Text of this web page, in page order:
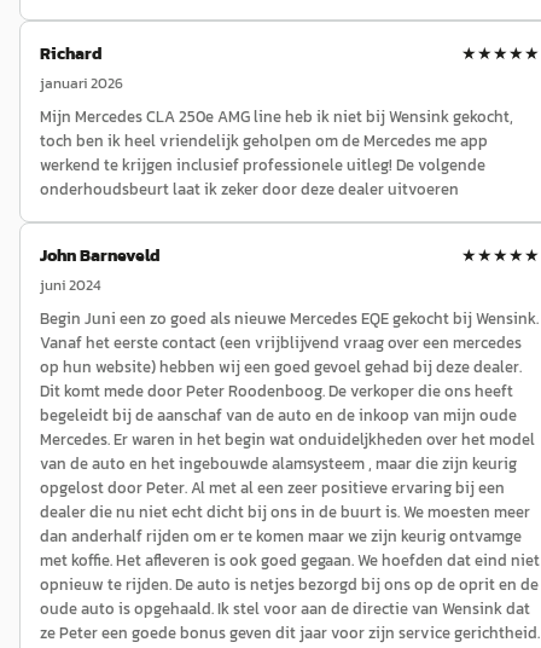
Richard
januari 2026
★★★★★
Mijn Mercedes CLA 250e AMG line heb ik niet bij Wensink gekocht,
toch ben ik heel vriendelijk geholpen om de Mercedes me app
werkend te krijgen inclusief professionele uitleg! De volgende
onderhoudsbeurt laat ik zeker door deze dealer uitvoeren
John Barneveld
juni 2024
★★★★★
Begin Juni een zo goed als nieuwe Mercedes EQE gekocht bij Wensink.
Vanaf het eerste contact (een vrijblijvend vraag over een mercedes
op hun website) hebben wij een goed gevoel gehad bij deze dealer.
Dit komt mede door Peter Roodenboog. De verkoper die ons heeft
begeleidt bij de aanschaf van de auto en de inkoop van mijn oude
Mercedes. Er waren in het begin wat onduideljkheden over het model
van de auto en het ingebouwde alamsysteem , maar die zijn keurig
opgelost door Peter. Al met al een zeer positieve ervaring bij een
dealer die nu niet echt dicht bij ons in de buurt is. We moesten meer
dan anderhalf rijden om er te komen maar we zijn keurig ontvamge
met koffie. Het afleveren is ook goed gegaan. We hoefden dat eind niet
opnieuw te rijden. De auto is netjes bezorgd bij ons op de oprit en de
oude auto is opgehaald. Ik stel voor aan de directie van Wensink dat
ze Peter een goede bonus geven dit jaar voor zijn service gerichtheid.